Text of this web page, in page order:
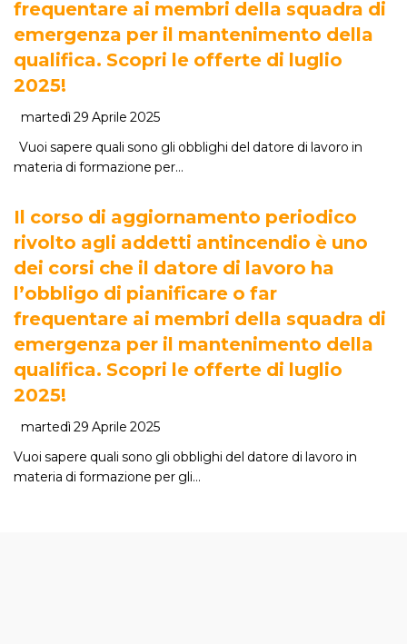
frequentare ai membri della squadra di
emergenza per il mantenimento della
qualifica. Scopri le offerte di luglio
2025!
martedì 29 Aprile 2025
Vuoi sapere quali sono gli obblighi del datore di lavoro in
materia di formazione per…
Il corso di aggiornamento periodico
rivolto agli addetti antincendio è uno
dei corsi che il datore di lavoro ha
l’obbligo di pianificare o far
frequentare ai membri della squadra di
emergenza per il mantenimento della
qualifica. Scopri le offerte di luglio
2025!
martedì 29 Aprile 2025
Vuoi sapere quali sono gli obblighi del datore di lavoro in
materia di formazione per gli…